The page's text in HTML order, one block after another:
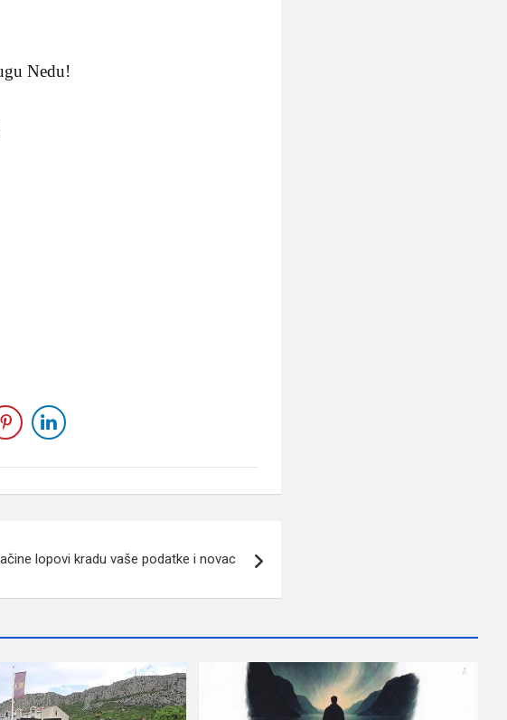
Nedu!
lopovi kradu vaše podatke i novac